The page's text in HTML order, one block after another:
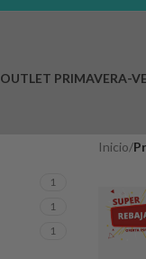
OUTLET PRIMAVERA-
1
1
1
Inicio/